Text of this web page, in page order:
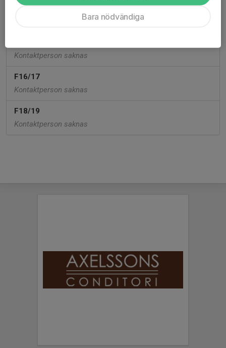
Kim Lyttkens, Lagledare
, Lagledare
Kontaktperson saknas
F16/17
Kontaktperson saknas
F18/19
Kontaktperson saknas
Bara nödvändiga